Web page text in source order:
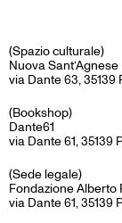
(Spazio culturale)
Nuova Sant’Agnese
via Dante 63, 35139
(Bookshop)
Dante61
via Dante 61, 35139
(Sede legale)
Fondazione Alberto
via Dante 61, 35139